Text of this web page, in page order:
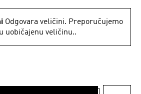
Odgovara veličini. Preporučujemo
uobičajenu veličinu..